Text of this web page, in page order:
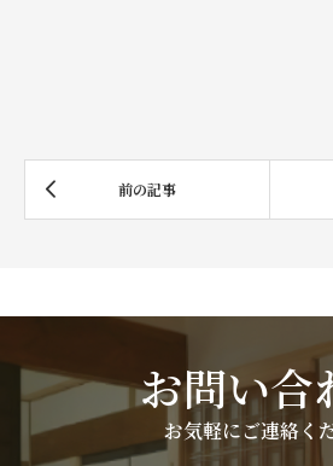
お問い合
お気軽にご連絡く